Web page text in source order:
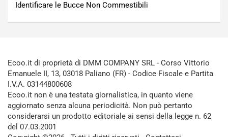
Identificare le Bucce Non Commestibili
Ecoo.it di proprietà di DMM COMPANY SRL - Corso Vittorio
Emanuele II, 13, 03018 Paliano (FR) - Codice Fiscale e Partita
I.V.A. 03144800608
Ecoo.it non è una testata giornalistica, in quanto viene
aggiornato senza alcuna periodicità. Non può pertanto
considerarsi un prodotto editoriale ai sensi della legge n. 62
del 07.03.2001